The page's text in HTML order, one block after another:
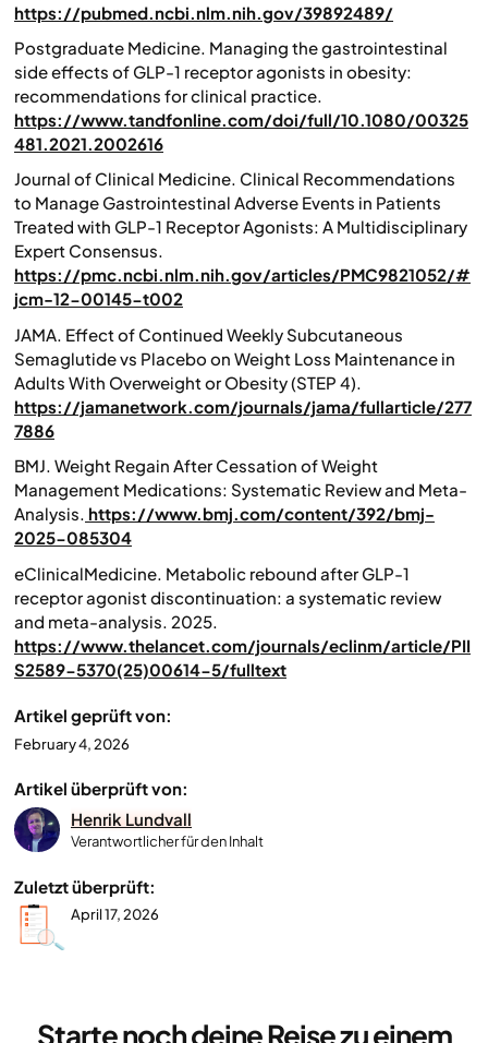
https://pubmed.ncbi.nlm.nih.gov/39892489/
Postgraduate Medicine. Managing the gastrointestinal
side effects of GLP-1 receptor agonists in obesity:
recommendations for clinical practice.
https://www.tandfonline.com/doi/full/10.1080/00325
481.2021.2002616
Journal of Clinical Medicine. Clinical Recommendations
to Manage Gastrointestinal Adverse Events in Patients
Treated with GLP-1 Receptor Agonists: A Multidisciplinary
Expert Consensus.
https://pmc.ncbi.nlm.nih.gov/articles/PMC9821052/#
jcm-12-00145-t002
JAMA. Effect of Continued Weekly Subcutaneous
Semaglutide vs Placebo on Weight Loss Maintenance in
Adults With Overweight or Obesity (STEP 4).
https://jamanetwork.com/journals/jama/fullarticle/277
7886
BMJ. Weight Regain After Cessation of Weight
Management Medications: Systematic Review and Meta-
Analysis. https://www.bmj.com/content/392/bmj-
2025-085304
eClinicalMedicine. Metabolic rebound after GLP-1
receptor agonist discontinuation: a systematic review
and meta-analysis. 2025.
https://www.thelancet.com/journals/eclinm/article/PII
S2589-5370(25)00614-5/fulltext
Artikel geprüft von:
February 4, 2026
Artikel überprüft von:
Henrik Lundvall
Verantwortlicher für den Inhalt
Zuletzt überprüft:
April 17, 2026
Starte noch deine Reise zu einem